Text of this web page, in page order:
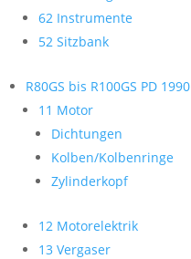
62 Instrumente
52 Sitzbank
R80GS bis R100GS PD 1990
11 Motor
Dichtungen
Kolben/Kolbenringe
Zylinderkopf
12 Motorelektrik
13 Vergaser